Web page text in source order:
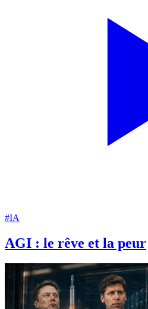
#IA
AGI : le rêve et la peur